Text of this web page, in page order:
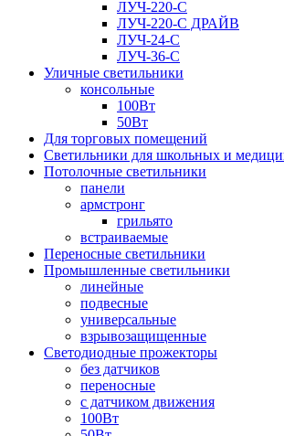
ЛУЧ-220-С
ЛУЧ-220-С ДРАЙВ
ЛУЧ-24-С
ЛУЧ-36-С
Уличные светильники
консольные
100Вт
50Вт
Для торговых помещений
Светильники для школьных и
Потолочные светильники
панели
армстронг
грильято
встраиваемые
Переносные светильники
Промышленные светильники
линейные
подвесные
универсальные
взрывозащищенные
Светодиодные прожекторы
без датчиков
переносные
с датчиком движения
100Вт